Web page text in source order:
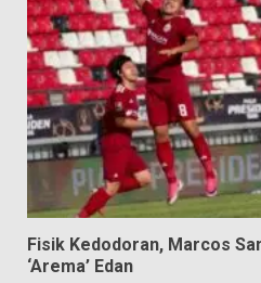
Fisik Kedodoran, Marcos
‘Arema’ Edan